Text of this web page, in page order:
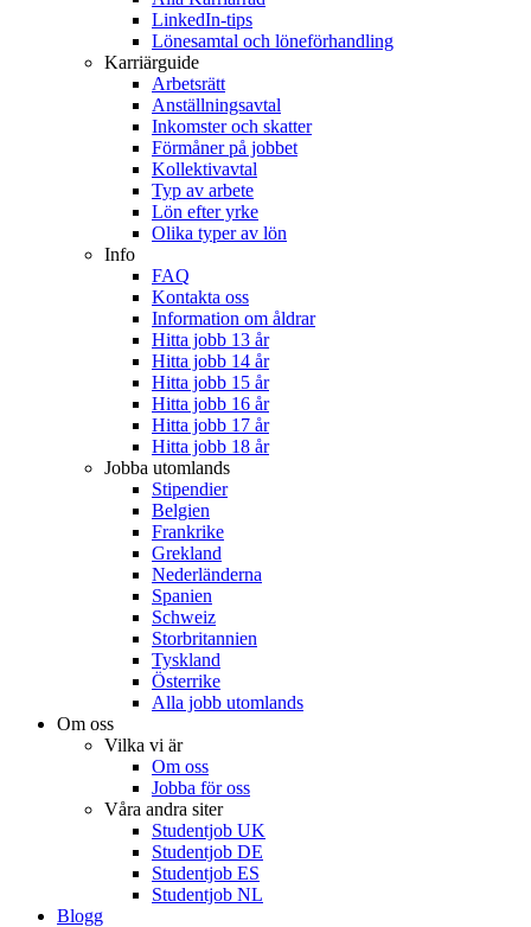
LinkedIn-tips
Lönesamtal och löneförhandling
Karriärguide
Arbetsrätt
Anställningsavtal
Inkomster och skatter
Förmåner på jobbet
Kollektivavtal
Typ av arbete
Lön efter yrke
Olika typer av lön
Info
FAQ
Kontakta oss
Information om åldrar
Hitta jobb 13 år
Hitta jobb 14 år
Hitta jobb 15 år
Hitta jobb 16 år
Hitta jobb 17 år
Hitta jobb 18 år
Jobba utomlands
Stipendier
Belgien
Frankrike
Grekland
Nederländerna
Spanien
Schweiz
Storbritannien
Tyskland
Österrike
Alla jobb utomlands
Om oss
Vilka vi är
Om oss
Jobba för oss
Våra andra siter
Studentjob UK
Studentjob DE
Studentjob ES
Studentjob NL
Blogg